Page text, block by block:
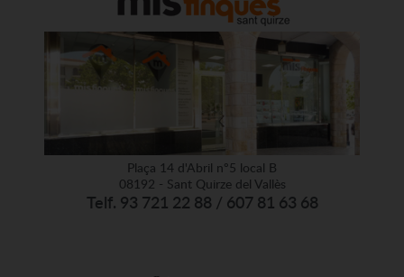
Plaça 14 d'Abril nº5 local B
08192 - Sant Quirze del Vallès
Telf. 93 721 22 88 / 607 81 63 68